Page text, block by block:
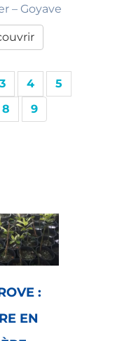
– Goyave
3 4
5
8 9
:
EN